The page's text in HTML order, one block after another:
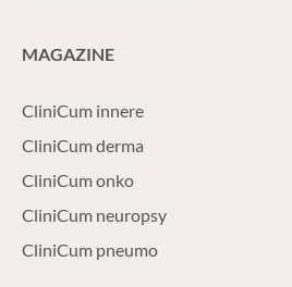
MAGAZINE
CliniCum innere
CliniCum derma
CliniCum onko
CliniCum neuropsy
CliniCum pneumo